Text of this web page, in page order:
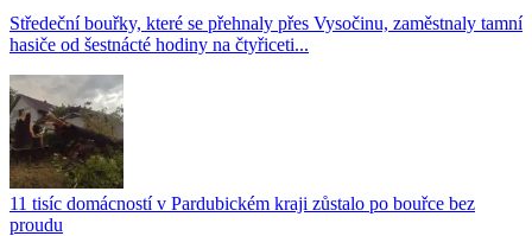
Středeční bouřky, které se přehnaly přes Vysočinu, zaměstnaly tamní
hasiče od šestnácté hodiny na čtyřiceti...
11 tisíc domácností v Pardubickém kraji zůstalo po bouřce bez
proudu